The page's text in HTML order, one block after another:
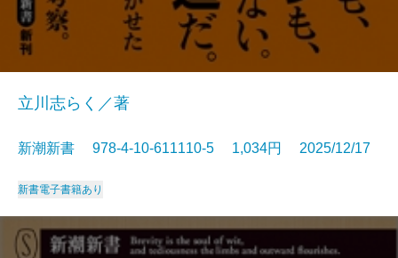
立川志らく／著
新潮新書 978-4-10-611110-5 1,034円 2025/12/17
新書電子書籍あり